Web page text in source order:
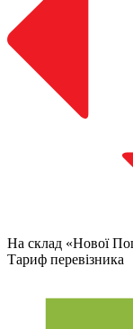
На склад «Нової
Тариф перевізника